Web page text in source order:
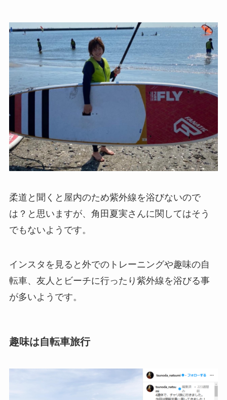
柔道と聞くと屋内のため紫外線を浴びないので
は？と思いますが、角田夏実さんに関してはそう
でもないようです。
インスタを見ると外でのトレーニングや趣味の自
転車、友人とビーチに行ったり紫外線を浴びる事
が多いようです。
趣味は自転車旅行